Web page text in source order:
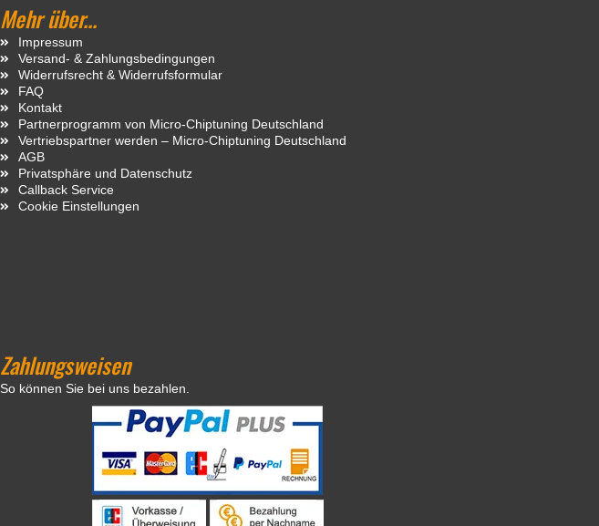
Mehr über...
Impressum
Versand- & Zahlungsbedingungen
Widerrufsrecht & Widerrufsformular
FAQ
Kontakt
Partnerprogramm von Micro-Chiptuning Deutschland
Vertriebspartner werden – Micro-Chiptuning Deutschland
AGB
Privatsphäre und Datenschutz
Callback Service
Cookie Einstellungen
Zahlungsweisen
So können Sie bei uns bezahlen.